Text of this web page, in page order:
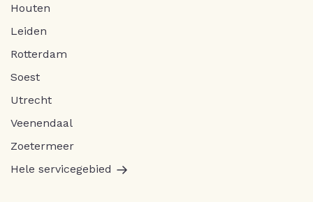
Houten
Leiden
Rotterdam
Soest
Utrecht
Veenendaal
Zoetermeer
Hele servicegebied